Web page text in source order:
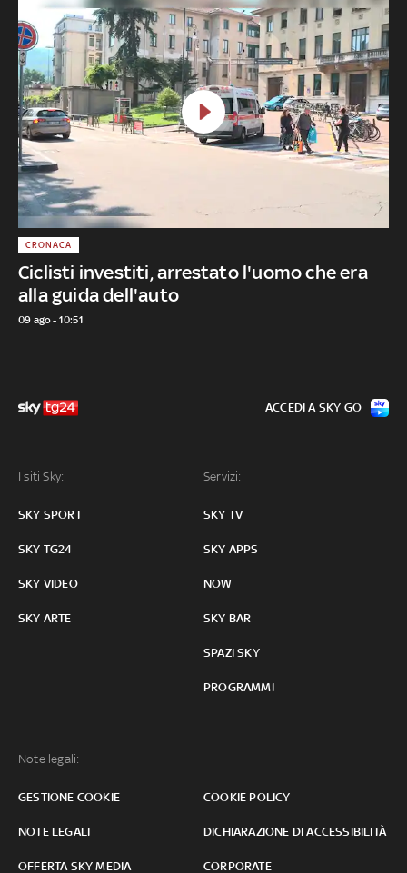
Ciclisti investiti, arrestato l'uomo che era
alla guida dell'auto
CRONACA
09 ago - 10:51
I siti Sky:
SKY SPORT
SKY TG24
SKY VIDEO
SKY ARTE
Servizi:
SKY TV
SKY APPS
NOW
SKY BAR
SPAZI SKY
PROGRAMMI
Note legali:
GESTIONE COOKIE COOKIE POLICY
NOTE LEGALI DICHIARAZIONE DI ACCESSIBILITÀ
OFFERTA SKY MEDIA CORPORATE
ACCEDI A SKY GO